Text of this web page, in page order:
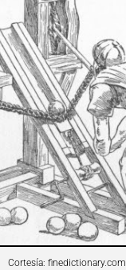
Cortesía: finedictionary.com